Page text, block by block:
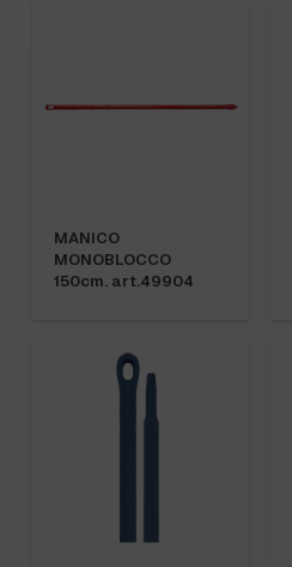
MANICO
MONOBLOCCO
150cm. art.49904